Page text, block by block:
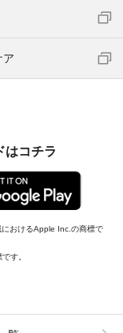
ア
はコチラ
おけるApple Inc.の商標で
す。